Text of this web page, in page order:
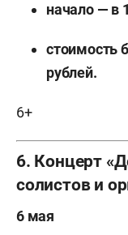
начало — в
стоимость
рублей.
6+
6. Концерт
солистов и
6 мая